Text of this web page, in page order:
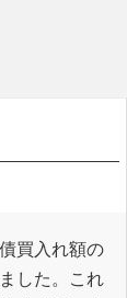
買入れ額の
した。これ